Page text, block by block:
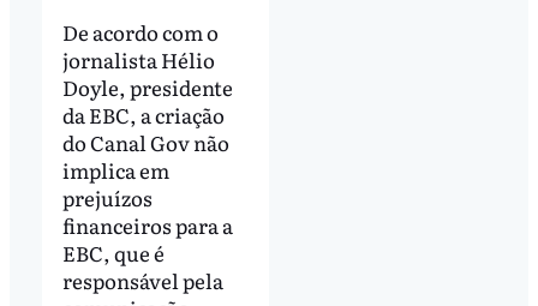
De acordo com o
jornalista Hélio
Doyle, presidente
da EBC, a criação
do Canal Gov não
implica em
prejuízos
financeiros para a
EBC, que é
responsável pela